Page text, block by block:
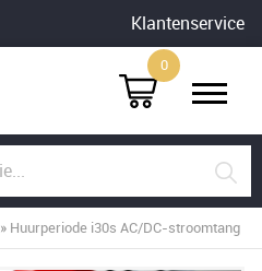
Klantenservice
0
» Huurperiode i30s AC/DC-stroomtang